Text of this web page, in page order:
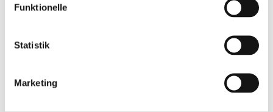
Funktionelle
Statistik
Marketing
Artikler